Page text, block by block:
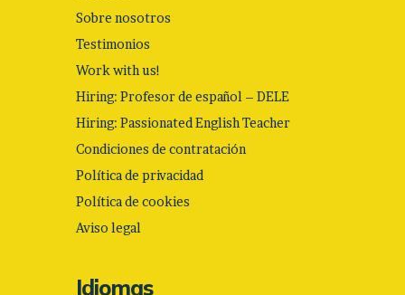
Sobre nosotros
Testimonios
Work with us!
Hiring: Profesor de español – DELE
Hiring: Passionated English Teacher
Condiciones de contratación
Política de privacidad
Política de cookies
Aviso legal
Idiomas